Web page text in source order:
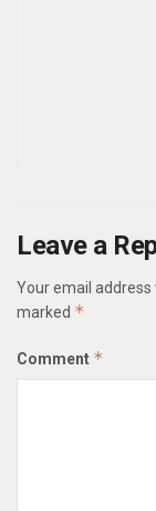
Leave a
Your email address
marked *
Comment *